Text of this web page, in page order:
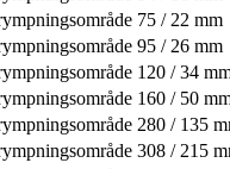
75 / 22 mm
95 / 26 mm
120 / 34
160 / 50
280 / 135
308 / 215